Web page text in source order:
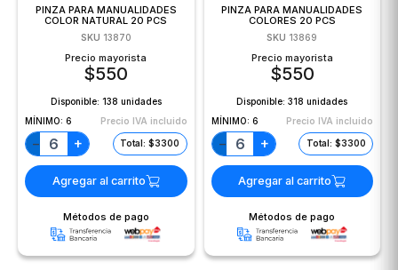
PINZA PARA MANUALIDADES
COLOR NATURAL 20 PCS
SKU 13870
Precio mayorista
$550
Disponible: 138 unidades
MÍNIMO: 6 Precio IVA incluido
− + Total: $3300
Agregar al carrito
Métodos de pago
PINZA PARA MANUALIDADES
COLORES 20 PCS
SKU 13869
Precio mayorista
$550
Disponible:318 unidades
MÍNIMO: 6 Precio IVA incluido
− + Total: $3300
Agregar al carrito
Métodos de pago